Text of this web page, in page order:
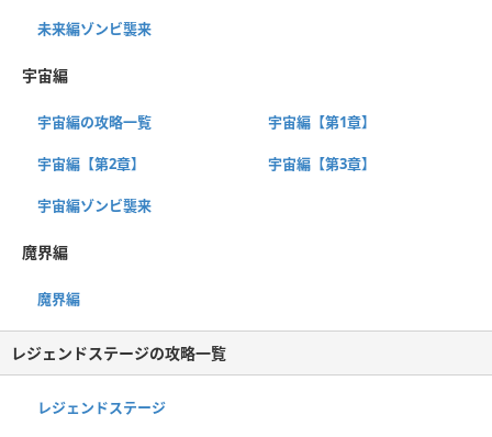
未来編ゾンビ襲来
宇宙編
宇宙編の攻略一覧 宇宙編【第1章】
宇宙編【第2章】 宇宙編【第3章】
宇宙編ゾンビ襲来
魔界編
魔界編
レジェンドステージの攻略一覧
レジェンドステージ